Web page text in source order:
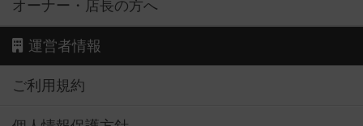
オーナー・店長の方へ
運営者情報
ご利用規約